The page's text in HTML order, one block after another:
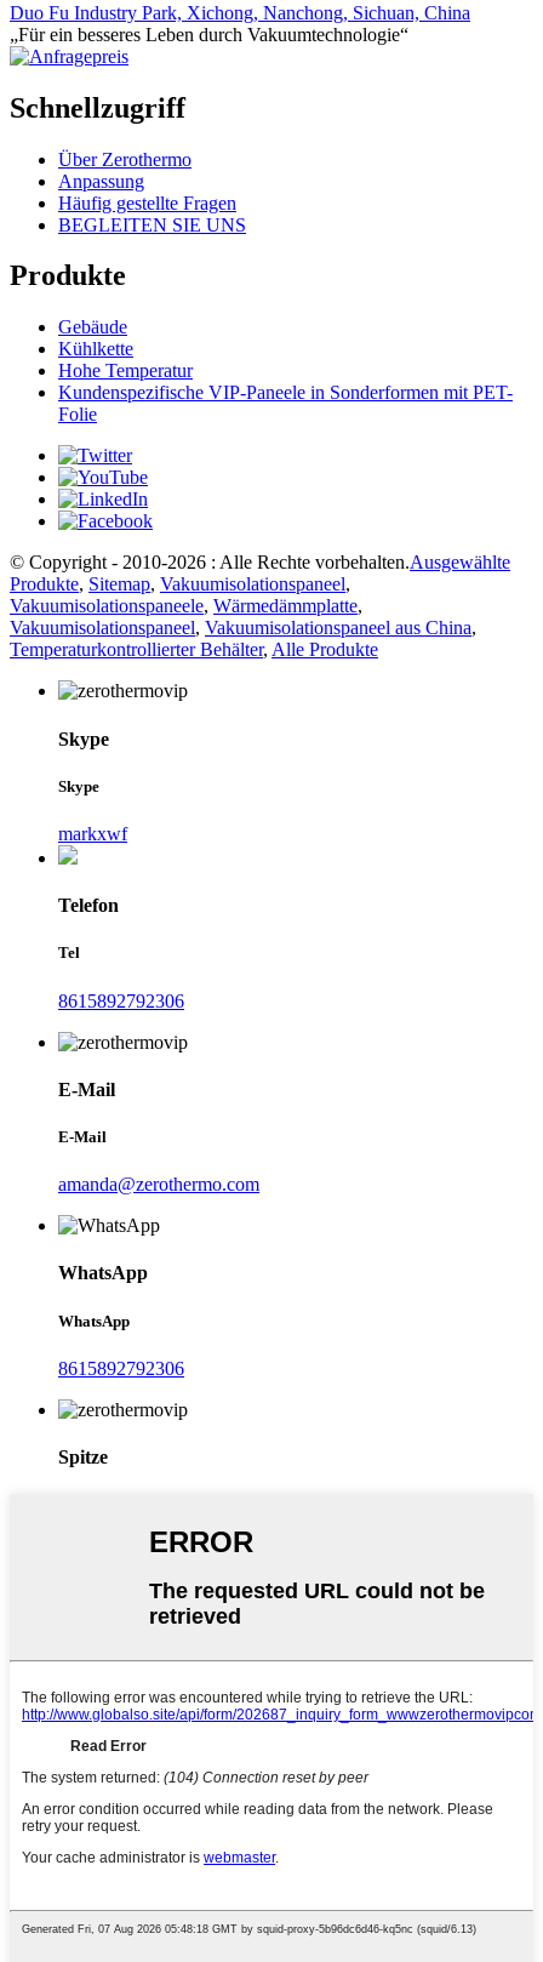
Duo Fu Industry Park, Xichong, Nanchong, Sichuan, China
„Für ein besseres Leben durch Vakuumtechnologie“
Schnellzugriff
Über Zerothermo
Anpassung
Häufig gestellte Fragen
BEGLEITEN SIE UNS
Produkte
Gebäude
Kühlkette
Hohe Temperatur
Kundenspezifische VIP-Paneele in Sonderformen mit PET-
Folie
© Copyright - 2010-2026 : Alle Rechte vorbehalten.Ausgewählte
Produkte, Sitemap, Vakuumisolationspaneel,
Vakuumisolationspaneele, Wärmedämmplatte,
Vakuumisolationspaneel, Vakuumisolationspaneel aus China,
Temperaturkontrollierter Behälter, Alle Produkte
Skype
Skype
markxwf
Telefon
Tel
8615892792306
E-Mail
E-Mail
amanda@zerothermo.com
WhatsApp
WhatsApp
8615892792306
Spitze